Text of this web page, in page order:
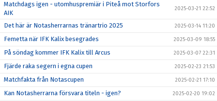
Matchdags igen - utomhuspremiär i Piteå mot Storfors
AIK
2025-03-21 22:52
Det här är Notasherrarnas tränartrio 2025 2025-03-14 11:20
Femetta när IFK Kalix besegrades 2025-03-09 18:55
På söndag kommer IFK Kalix till Arcus 2025-03-07 22:31
Fjärde raka segern i egna cupen 2025-02-23 21:53
Matchfakta från Notascupen 2025-02-21 17:10
Kan Notasherrarna försvara titeln - igen? 2025-02-20 19:02